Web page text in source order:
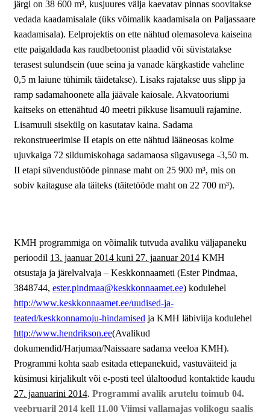
järgi on 38 600 m³, kusjuures välja kaevatav pinnas soovitakse
vedada kaadamisalale (üks võimalik kaadamisala on Paljassaare
kaadamisala). Eelprojektis on ette nähtud olemasoleva kaiseina
ette paigaldada kas raudbetoonist plaadid või süvistatakse
terasest sulundsein (uue seina ja vanade kärgkastide vaheline
0,5 m laiune tühimik täidetakse). Lisaks rajatakse uus slipp ja
ramp sadamahoonete alla jäävale kaiosale. Akvatooriumi
kaitseks on ettenähtud 40 meetri pikkuse lisamuuli rajamine.
Lisamuuli sisekülg on kasutatav kaina. Sadama
rekonstrueerimise II etapis on ette nähtud lääneosas kolme
ujuvkaiga 72 sildumiskohaga sadamaosa sügavusega -3,50 m.
II etapi süvendustööde pinnase maht on 25 900 m³, mis on
sobiv kaitaguse ala täiteks (täitetööde maht on 22 700 m³).
KMH programmiga on võimalik tutvuda avaliku väljapaneku
perioodil 13. jaanuar 2014 kuni 27. jaanuar 2014KMH
otsustaja ja järelvalvaja – Keskkonnaameti (Ester Pindmaa,
3848744, ester.pindmaa@keskkonnaamet.ee) kodulehel
http://www.keskkonnaamet.ee/uudised-ja-
teated/keskkonnamoju-hindamisedja KMH läbiviija kodulehel
http://www.hendrikson.ee(Avalikud
dokumendid/Harjumaa/Naissaare sadama veeloa KMH).
Programmi kohta saab esitada ettepanekuid, vastuväiteid ja
küsimusi kirjalikult või e-posti teel ülaltoodud kontaktide kaudu
27. jaanuarini 2014. Programmi avalik arutelu toimub 04.
veebruaril 2014 kell 11.00 Viimsi vallamajas volikogu saalis